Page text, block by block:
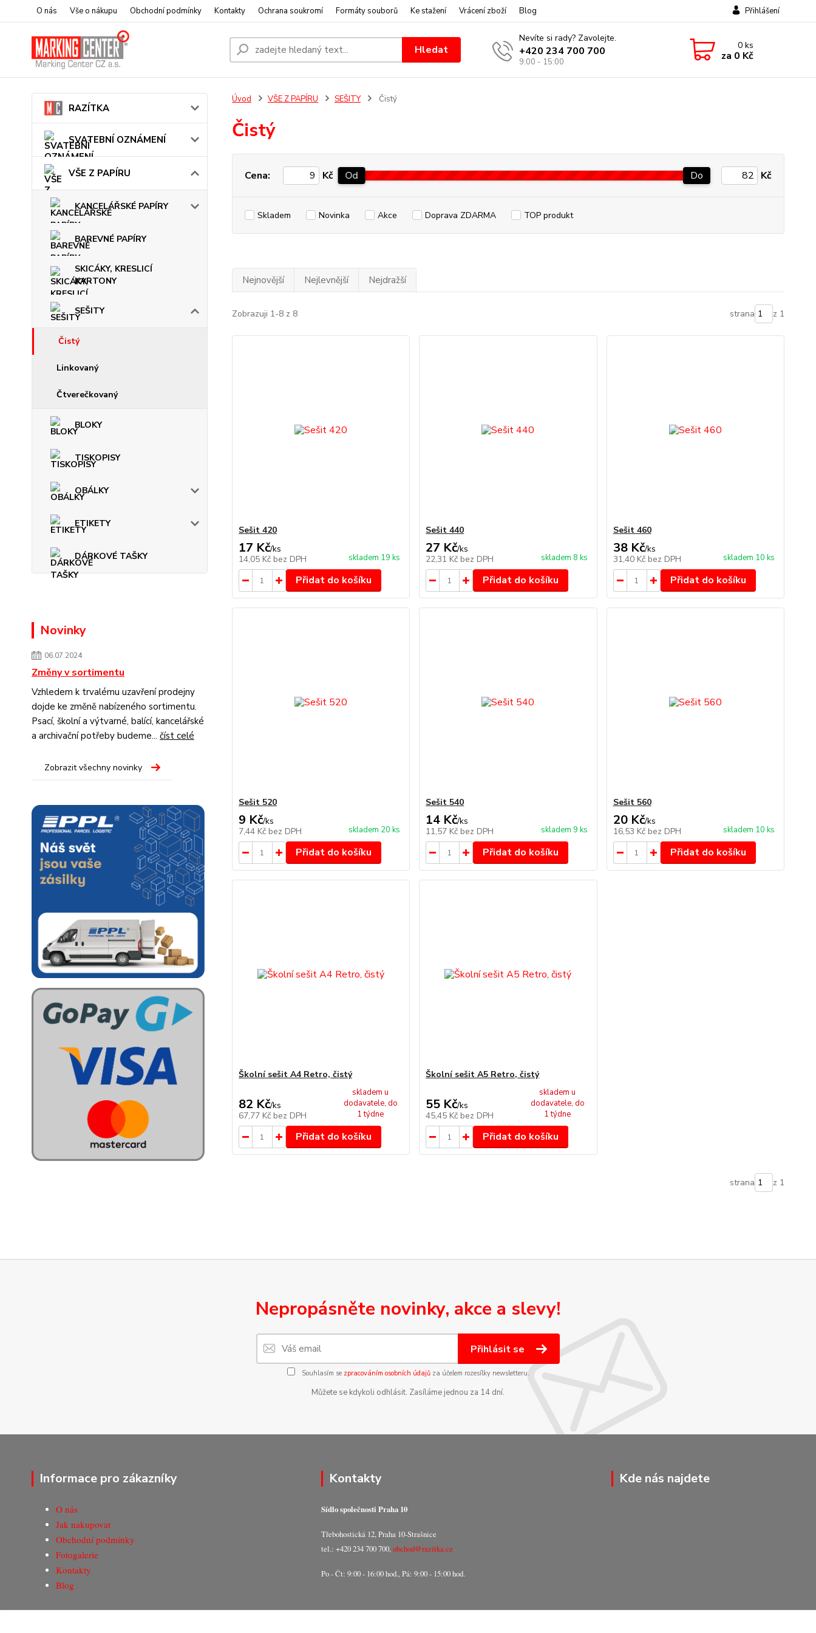
O nás Vše o nákupu Obchodní podmínky Kontakty Ochrana soukromí Formáty souborů Ke stažení Vrácení zboží Blog Přihlášení
Hledat
Nevíte si rady? Zavolejte.
+420 234 700 700
9:00 - 15:00
0ks
za 0 Kč
RAZÍTKA
SVATEBNÍ OZNÁMENÍ
VŠE Z PAPÍRU
KANCELÁŘSKÉ PAPÍRY
BAREVNÉ PAPÍRY
SKICÁKY, KRESLICÍ
KARTONY
SEŠITY
Čistý
Linkovaný
Čtverečkovaný
BLOKY
TISKOPISY
OBÁLKY
ETIKETY
DÁRKOVÉ TAŠKY
Novinky
06.07.2024
Změny v sortimentu
Vzhledem k trvalému uzavření prodejny
dojde ke změně nabízeného sortimentu.
Psací, školní a výtvarné, balící, kancelářské
a archivační potřeby budeme... číst celé
Zobrazit všechny novinky
Úvod VŠE Z PAPÍRU SEŠITY Čistý
Čistý
Cena: Kč Od Do Kč
Skladem Novinka Akce Doprava ZDARMA TOP produkt
Nejnovější Nejlevnější Nejdražší
Zobrazuji 1-8 z 8 strana z 1
Sešit 420
17 Kč/ks
14,05 Kč bez DPH skladem 19 ks
Přidat do košíku
Sešit 440
27 Kč/ks
22,31 Kč bez DPH skladem 8 ks
Přidat do košíku
Sešit 460
38 Kč/ks
31,40 Kč bez DPH skladem 10 ks
Přidat do košíku
Sešit 520
9 Kč/ks
7,44 Kč bez DPH skladem 20 ks
Přidat do košíku
Sešit 540
14 Kč/ks
11,57 Kč bez DPH skladem 9 ks
Přidat do košíku
Sešit 560
20 Kč/ks
16,53 Kč bez DPH skladem 10 ks
Přidat do košíku
Školní sešit A4 Retro, čistý
82 Kč/ks
67,77 Kč bez DPH
skladem u
dodavatele, do
1 týdne
Přidat do košíku
Školní sešit A5 Retro, čistý
55 Kč/ks
45,45 Kč bez DPH
skladem u
dodavatele, do
1 týdne
Přidat do košíku
strana z 1
Nepropásněte novinky, akce a slevy!
Přihlásit se
Souhlasím se zpracováním osobních údajůza účelem rozesílky newsletteru.
Můžete se kdykoli odhlásit. Zasíláme jednou za 14 dní.
Informace pro zákazníky
O nás
Jak nakupovat
Obchodní podmínky
Fotogalerie
Kontakty
Blog
Kontakty
Sídlo společnosti Praha 10
Třebohostická 12, Praha 10-Strašnice
tel.: +420 234 700 700,obchod@razitka.cz
Po - Čt: 9:00 - 16:00 hod., Pá: 9:00 - 15:00 hod.
Kde nás najdete